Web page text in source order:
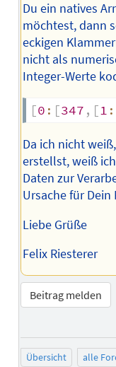
Du ein natives
möchtest, dann
eckigen
nicht als
Integer-Werte
[0 : [347 , [1 :
Da ich nicht
erstellst, weiß
Daten zur
Ursache für
Liebe Grüße
Felix Riesterer
Beitrag melden
Übersicht alle